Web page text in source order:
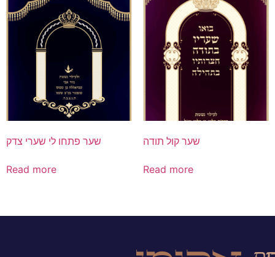
שער פתחו לי שערי צדק
Read more
שער קול תודה
Read more